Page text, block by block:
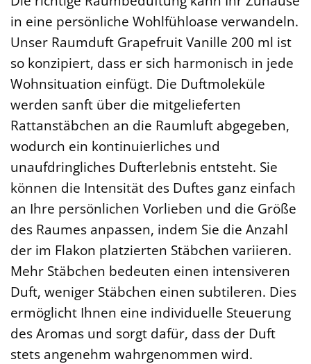
in eine persönliche Wohlfühloase verwandeln.
Unser Raumduft Grapefruit Vanille 200 ml ist
so konzipiert, dass er sich harmonisch in jede
Wohnsituation einfügt. Die Duftmoleküle
werden sanft über die mitgelieferten
Rattanstäbchen an die Raumluft abgegeben,
wodurch ein kontinuierliches und
unaufdringliches Dufterlebnis entsteht. Sie
können die Intensität des Duftes ganz einfach
an Ihre persönlichen Vorlieben und die Größe
des Raumes anpassen, indem Sie die Anzahl
der im Flakon platzierten Stäbchen variieren.
Mehr Stäbchen bedeuten einen intensiveren
Duft, weniger Stäbchen einen subtileren. Dies
ermöglicht Ihnen eine individuelle Steuerung
des Aromas und sorgt dafür, dass der Duft
stets angenehm wahrgenommen wird.